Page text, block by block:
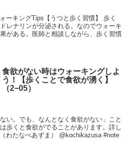
ーキングTips【うつと歩く習慣】 歩く
レナリンが分泌される。なのでウォーキ
がある。医師と相談しながら、歩く習慣
食欲がない時はウォーキングしよ
う！【歩くことで食欲が湧く】
（2−05）
い。でも、なんとなく食欲がない」こと
歩くと食欲がでることがあります。詳し
わたなべあずま） @kochikazusa #note